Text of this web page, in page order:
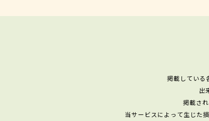
掲載している
出
掲載さ
当サービスによって生じた